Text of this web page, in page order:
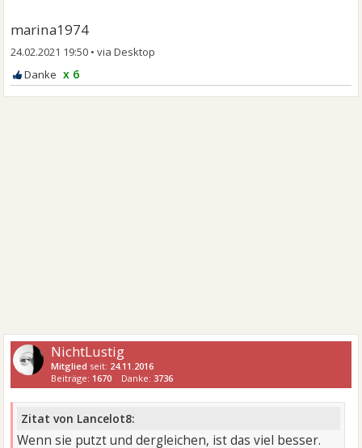
marina1974
24.02.2021 19:50 •
x 6
NichtLustig
Mitglied seit: 24.11.2016
Beiträge: 1670 Danke:3736
Zitat von Lancelot8:
Wenn sie putzt und dergleichen, ist das viel besser.